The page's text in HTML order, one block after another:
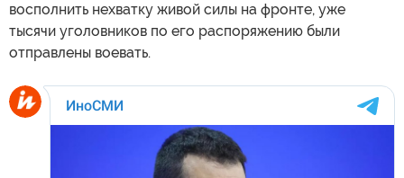
восполнить нехватку живой силы на фронте, уже
тысячи уголовников по его распоряжению были
отправлены воевать.